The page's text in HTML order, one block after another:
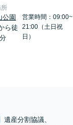
公園
ら徒
営業時間：09:00~
21:00（土日祝
日）
産分割協議、